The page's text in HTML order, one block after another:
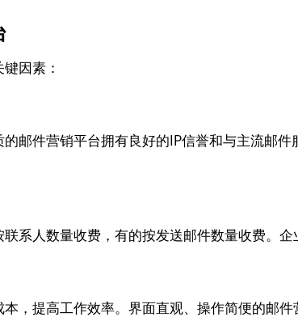
因素：
邮件营销平台拥有良好的IP信誉和与主流邮
系人数量收费，有的按发送邮件数量收费。
，提高工作效率。界面直观、操作简便的邮件